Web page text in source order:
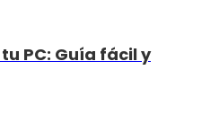
PC: Guía fácil y